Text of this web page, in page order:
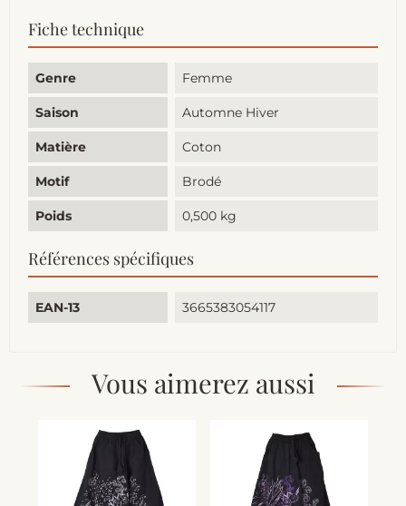
Fiche technique
Genre Femme
Saison Automne Hiver
Matière Coton
Motif Brodé
Poids 0,500 kg
Références spécifiques
EAN-13 3665383054117
Vous aimerez aussi